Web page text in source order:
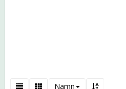
Namn